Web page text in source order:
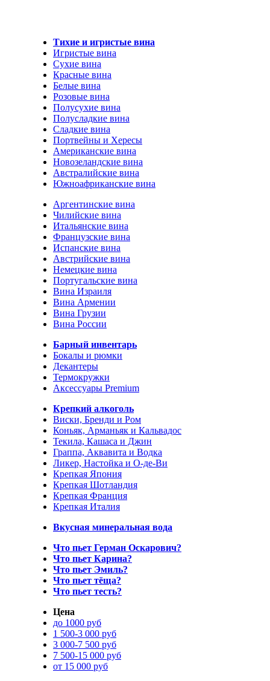
Тихие и игристые вина
Игристые вина
Сухие вина
Красные вина
Белые вина
Розовые вина
Полусухие вина
Полусладкие вина
Сладкие вина
Портвейны и Хересы
Американские вина
Новозеландские вина
Австралийские вина
Южноафриканские вина
Аргентинские вина
Чилийские вина
Итальянские вина
Французские вина
Испанские вина
Австрийские вина
Немецкие вина
Португальские вина
Вина Израиля
Вина Армении
Вина Грузии
Вина России
Барный инвентарь
Бокалы и рюмки
Декантеры
Термокружки
Аксессуары Premium
Крепкий алкоголь
Виски, Бренди и Ром
Коньяк, Арманьяк и Кальвадос
Текила, Кашаса и Джин
Граппа, Аквавита и Водка
Ликер, Настойка и О-де-Ви
Крепкая Япония
Крепкая Шотландия
Крепкая Франция
Крепкая Италия
Вкусная минеральная вода
Что пьет Герман Оскарович?
Что пьет Карина?
Что пьет Эмиль?
Что пьет тёща?
Что пьет тесть?
Цена
до 1000 руб
1 500-3 000 руб
3 000-7 500 руб
7 500-15 000 руб
от 15 000 руб